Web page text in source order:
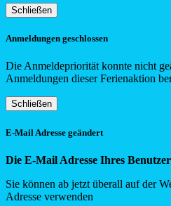
Schließen
Anmeldungen geschlossen
Die Anmeldepriorität konnte nicht
Anmeldungen dieser Ferienaktion
Schließen
E-Mail Adresse geändert
Die E-Mail Adresse Ihres
Sie können ab jetzt überall auf der
Adresse verwenden